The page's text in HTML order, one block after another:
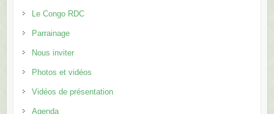
Le Congo RDC
Parrainage
Nous inviter
Photos et vidéos
Vidéos de présentation
Agenda